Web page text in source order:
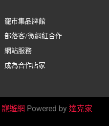
寵市集品牌館
部落客/微網紅合作
網站服務
成為合作店家
遊網 Powered by 達克家